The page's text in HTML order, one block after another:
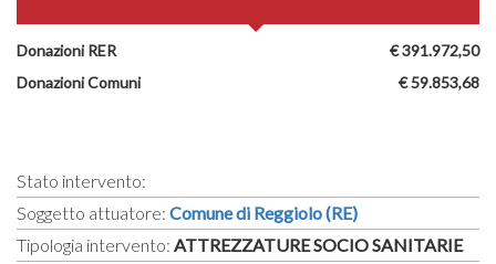
€ 391.972,50
Donazioni RER
€ 59.853,68
Donazioni Comuni
Stato intervento:
Soggetto attuatore: Comune di Reggiolo (RE)
Tipologia intervento: ATTREZZATURE SOCIO SANITARIE